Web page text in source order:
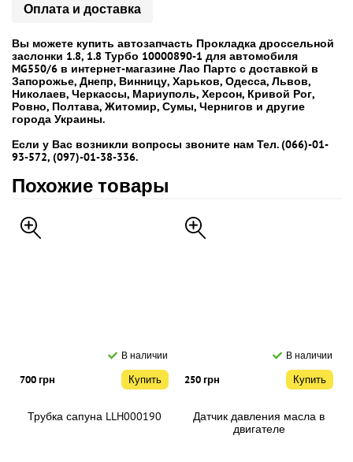
Оплата и доставка
Вы можете купить автозапчасть Прокладка дроссельной
заслонки 1.8, 1.8 Турбо 10000890-1 для автомобиля
MG550/6 в интернет-магазине Лао Партс с доставкой в
Запорожье, Днепр, Винницу, Харьков, Одесса, Львов,
Николаев, Черкассы, Мариуполь, Херсон, Кривой Рог,
Ровно, Полтава, Житомир, Сумы, Чернигов и другие
города Украины.
Если у Вас возникли вопросы звоните нам Тел. (066)-01-
93-572, (097)-01-38-336.
Похожие товары
В наличии
700 грн Купить
Трубка сапуна LLH000190
В наличии
250 грн Купить
Датчик давления масла в
двигателе